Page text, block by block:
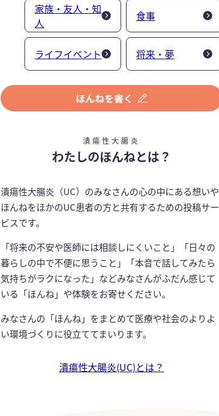
家族・友人・知
人
食事
ライフイベント 将来・夢
潰瘍性大腸炎
わたしのほんねとは？
潰瘍性大腸炎（UC）のみなさんの心の中にある想いや
ほんねをほかのUC患者の方と共有するための投稿サー
ビスです。
「将来の不安や医師には相談しにくいこと」「日々の
暮らしの中で不便に思うこと」「本音で話してみたら
気持ちがラクになった」などみなさんがふだん感じて
いる「ほんね」や体験をお寄せください。
みなさんの「ほんね」をまとめて医療や社会のよりよ
い環境づくりに役立ててまいります。
潰瘍性大腸炎(UC)とは？